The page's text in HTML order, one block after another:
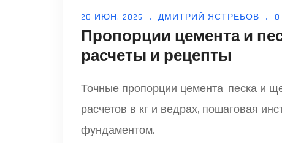
20 ИЮН, 2026 ДМИТРИЙ ЯСТРЕБОВ
Пропорции цемента и
расчеты и рецепты
Точные пропорции цемента, песка и
расчетов в кг и ведрах, пошаговая
фундаментом.